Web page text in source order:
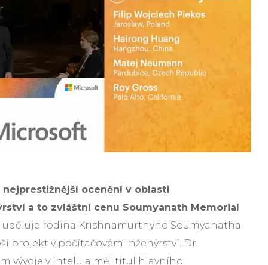
nejprestižnější ocenění v oblasti
a to zvláštní cenu Soumyanath Memorial
rodina Krishnamurthyho Soumyanatha
projekt v počítačovém inženýrství. Dr.
vývoje v Intelu a měl titul hlavního